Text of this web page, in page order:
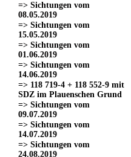
=> Sichtungen vom
08.05.2019
=> Sichtungen vom
15.05.2019
=> Sichtungen vom
01.06.2019
=> Sichtungen vom
14.06.2019
=> 118 719-4 + 118 552-9 mit
SDZ im Plauenschen Grund
=> Sichtungen vom
09.07.2019
=> Sichtungen vom
14.07.2019
=> Sichtungen vom
24.08.2019